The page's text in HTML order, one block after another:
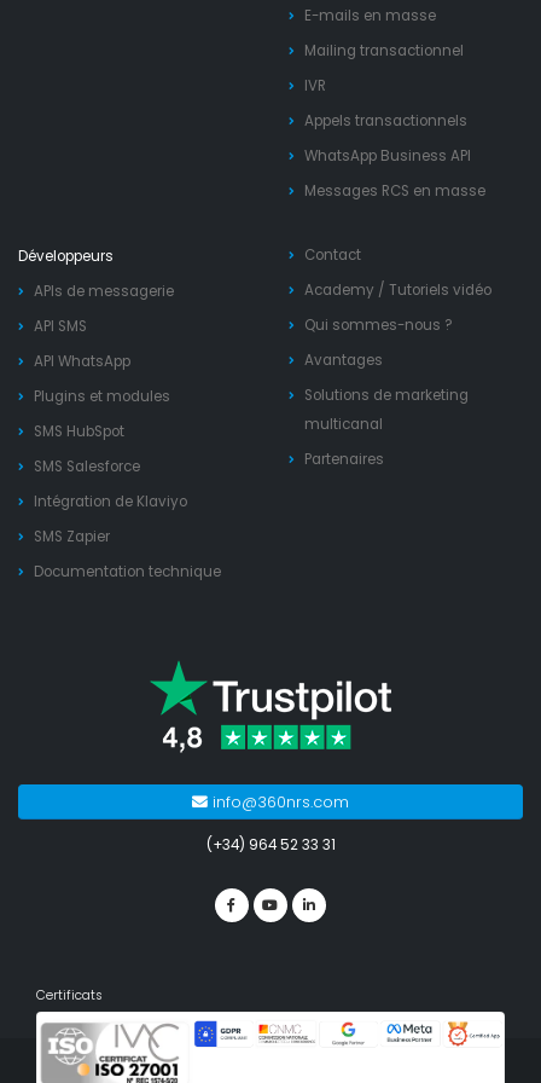
E-mails en masse
Mailing transactionnel
IVR
Appels transactionnels
WhatsApp Business API
Messages RCS en masse
Développeurs
APIs de messagerie
API SMS
API WhatsApp
Plugins et modules
SMS HubSpot
SMS Salesforce
Intégration de Klaviyo
SMS Zapier
Documentation technique
Contact
Academy / Tutoriels vidéo
Qui sommes-nous ?
Avantages
Solutions de marketing
multicanal
Partenaires
info@360nrs.com
(+34) 964 52 33 31
Certificats